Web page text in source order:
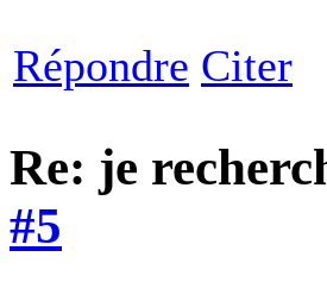
Répondre Citer
Re: je
#5